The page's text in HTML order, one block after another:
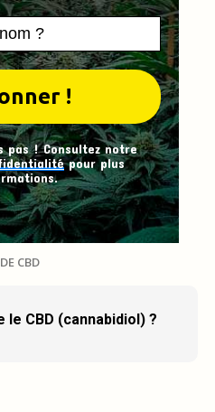
pas ! Consultez notre
pour plus
CBD
le CBD (cannabidiol) ?